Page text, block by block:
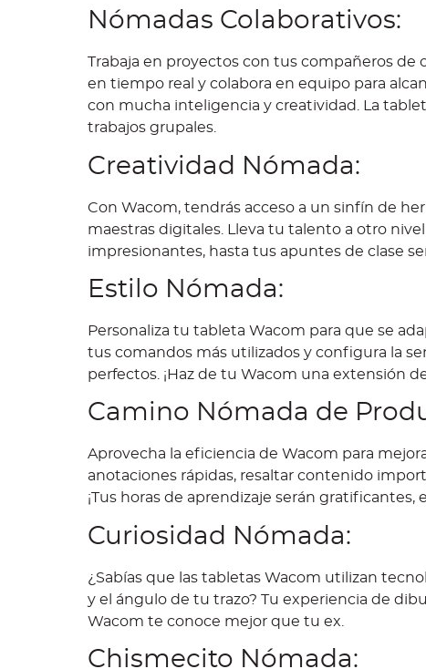
Nómadas Colaborativos:
Trabaja en proyectos con tus compañeros de
en tiempo real y colabora en equipo para
con mucha inteligencia y creatividad. La
trabajos grupales.
Creatividad Nómada:
Con Wacom, tendrás acceso a un sinfín de
maestras digitales. Lleva tu talento a otro
impresionantes, hasta tus apuntes de clase
Estilo Nómada:
Personaliza tu tableta Wacom para que se
tus comandos más utilizados y configura la
perfectos. ¡Haz de tu Wacom una extensión
Camino Nómada de
Aprovecha la eficiencia de Wacom para
anotaciones rápidas, resaltar contenido
¡Tus horas de aprendizaje serán gratificantes,
Curiosidad Nómada:
¿Sabías que las tabletas Wacom utilizan
y el ángulo de tu trazo? Tu experiencia de
Wacom te conoce mejor que tu ex.
Chismecito Nómada: